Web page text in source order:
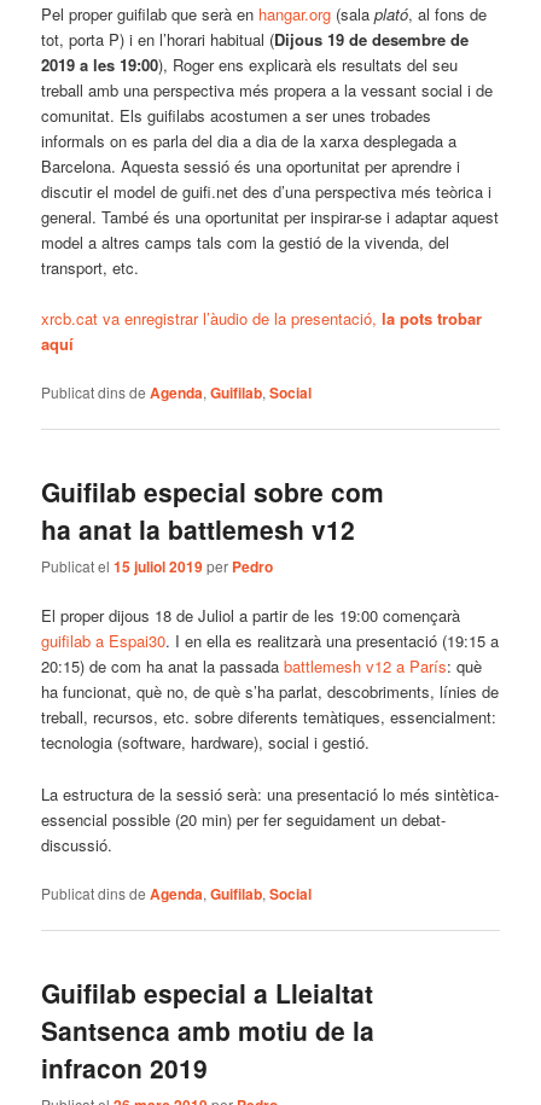
Pel proper guifilab que serà en hangar.org (salaplató, al fons de
tot, porta P) i en l’horari habitual (Dijous 19 de desembre de
2019 a les 19:00), Roger ens explicarà els resultats del seu
treball amb una perspectiva més propera a la vessant social i de
comunitat. Els guifilabs acostumen a ser unes trobades
informals on es parla del dia a dia de la xarxa desplegada a
Barcelona. Aquesta sessió és una oportunitat per aprendre i
discutir el model de guifi.net des d’una perspectiva més teòrica i
general. També és una oportunitat per inspirar-se i adaptar aquest
model a altres camps tals com la gestió de la vivenda, del
transport, etc.
xrcb.cat va enregistrar l’àudio de la presentació,la pots trobar
aquí
Publicat dins de Agenda,Guifilab,Social
Guifilab especial sobre com
ha anat la battlemesh v12
Publicat el15 juliol 2019per Pedro
El proper dijous 18 de Juliol a partir de les 19:00 començarà
guifilab a Espai30. I en ella es realitzarà una presentació (19:15 a
20:15) de com ha anat la passadabattlemesh v12 a París: què
ha funcionat, què no, de què s’ha parlat, descobriments, línies de
treball, recursos, etc. sobre diferents temàtiques, essencialment:
tecnologia (software, hardware), social i gestió.
La estructura de la sessió serà: una presentació lo més sintètica-
essencial possible (20 min) per fer seguidament un debat-
discussió.
Publicat dins de Agenda,Guifilab,Social
Guifilab especial a Lleialtat
Santsenca amb motiu de la
infracon 2019